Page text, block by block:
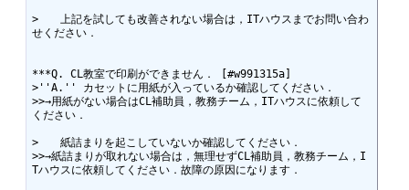
>　　上記を試しても改善されない場合は，ITハウスまでお問い合わ
せください．
***Q. CL教室で印刷ができません． [#w991315a]
>''A.'' カセットに用紙が入っているか確認してください．
>>→用紙がない場合はCL補助員，教務チーム，ITハウスに依頼して
ください．
>　　紙詰まりを起こしていないか確認してください．
>>→紙詰まりが取れない場合は，無理せずCL補助員，教務チーム，I
Tハウスに依頼してください．故障の原因になります．